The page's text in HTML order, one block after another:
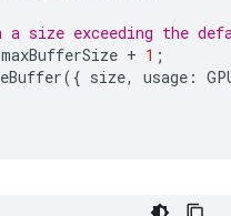
a size exceeding the
maxBufferSize + 1 ;
({ size, usage :